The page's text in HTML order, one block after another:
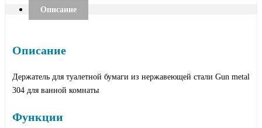
Описание
Описание
Держатель для туалетной бумаги из нержавеющей стали Gun metal
304 для ванной комнаты
Функции